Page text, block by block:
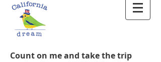
Count on me and take the trip